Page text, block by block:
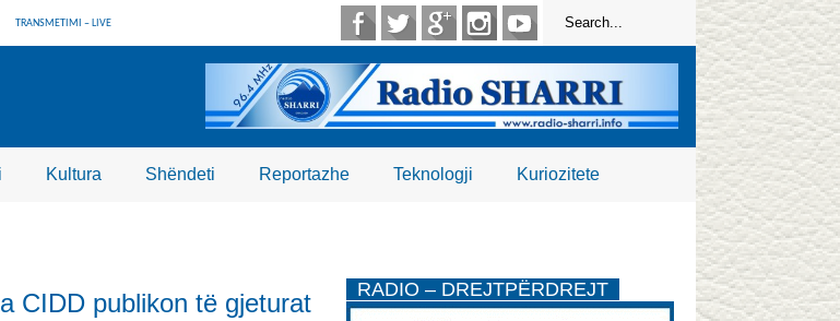
TRANSMETIMI – LIVE
Kultura Shëndeti Reportazhe Teknologji Kuriozitete
CIDD publikon të gjeturat
RADIO – DREJTPËRDREJT